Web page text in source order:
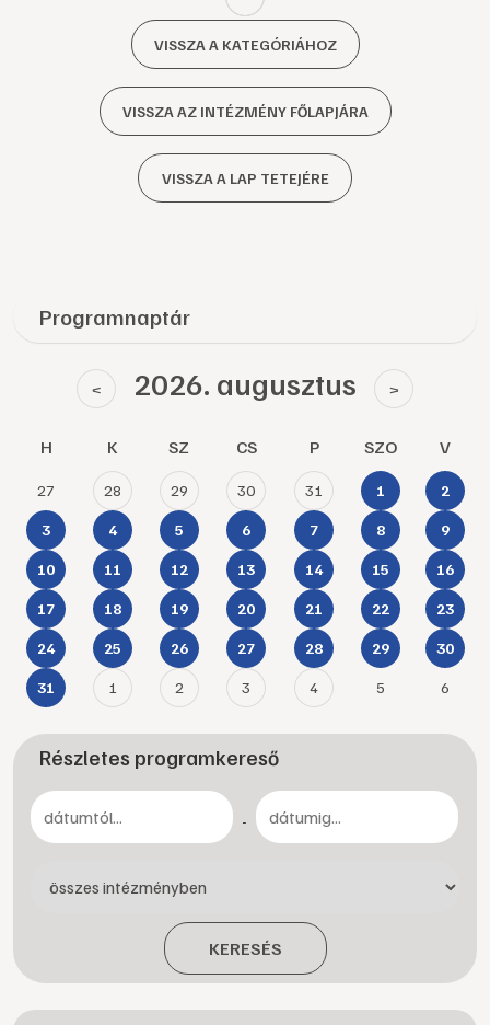
VISSZA A KATEGÓRIÁHOZ
VISSZA AZ INTÉZMÉNY FŐLAPJÁRA
VISSZA A LAP TETEJÉRE
Programnaptár
< 2026. augusztus >
H K SZ CS P SZO V
27 28 29 30 31 1 2
3 4 5 6 7 8 9
10 11 12 13 14 15 16
17 18 19 20 21 22 23
24 25 26 27 28 29 30
31 1 2 3 4 5 6
Részletes programkereső
-
KERESÉS